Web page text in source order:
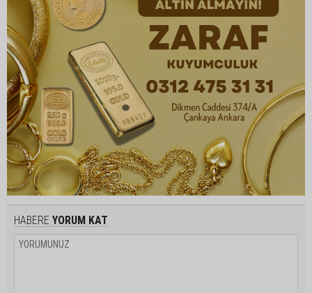
HABERE YORUM KAT